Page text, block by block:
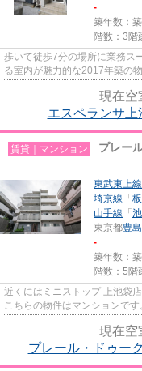
-
築年数：
階数：3階
歩いて徒歩7分の場所に業務ス
る室内が魅力的な2017年築の
現在空
エスペランサ
賃貸｜マンション プレー
東武東上線
埼京線 「
山手線 「
東京都豊
-
築年数：
階数：5階
近くにはミニストップ 上池袋
こちらの物件はマンションで
現在空
プレール・ドゥー